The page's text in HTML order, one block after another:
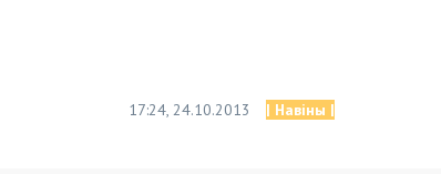
17:24, 24.10.2013 | Навіны |